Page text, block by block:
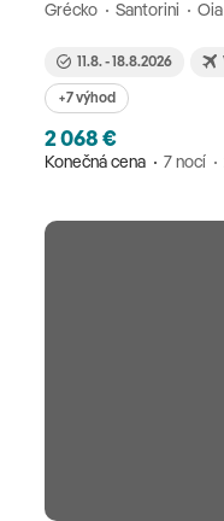
Grécko Santorini Oia
11.8. - 18.8.2026
+7 výhod
2 068 €
Konečná cena 7 nocí